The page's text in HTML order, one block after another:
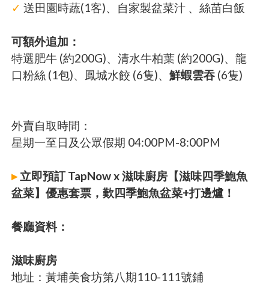
✓ 送田園時蔬(1客)、自家製盆菜汁 、絲苗白飯
可額外追加：
特選肥牛 (約200G)、清水牛柏葉 (約200G)、龍
口粉絲 (1包)、鳳城水餃 (6隻)、鮮蝦雲吞(6隻)
外賣自取時間：
星期一至日及公眾假期 04:00PM-8:00PM
▸立即預訂 TapNow x 滋味廚房【滋味四季鮑魚
盆菜】優惠套票，歎四季鮑魚盆菜+打邊爐！
餐廳資料：
滋味廚房
地址：黃埔美食坊第八期110-111號鋪